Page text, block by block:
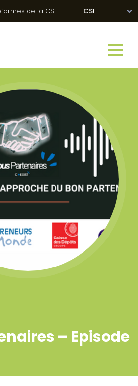
de la CSI : CSI
– Episode